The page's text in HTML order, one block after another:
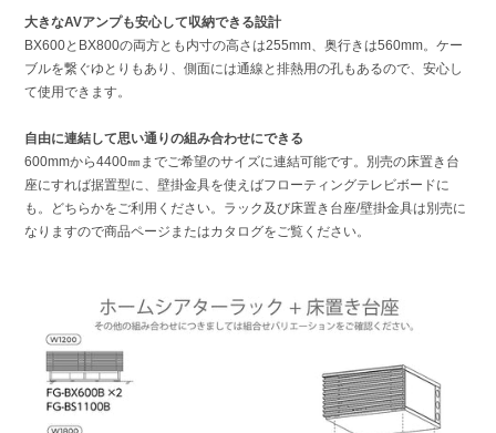
大きなAVアンプも安心して収納できる設計
BX600とBX800の両方とも内寸の高さは255mm、奥行きは560mm。ケー
ブルを繋ぐゆとりもあり、側面には通線と排熱用の孔もあるので、安心し
て使用できます。
自由に連結して思い通りの組み合わせにできる
600mmから4400㎜までご希望のサイズに連結可能です。別売の床置き台
座にすれば据置型に、壁掛金具を使えばフローティングテレビボードに
も。どちらかをご利用ください。ラック及び床置き台座/壁掛金具は別売に
なりますので商品ページまたはカタログをご覧ください。